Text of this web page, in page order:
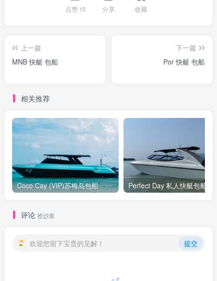
点赞15 分享 收藏
上一篇
MNB 快艇 包船
下一篇
Por 快艇 包船
相关推荐
Coco Cay (VIP)苏梅岛包船 Perfect Day 私人快艇包船
评论 抢沙发
欢迎您留下宝贵的见解！ 提交